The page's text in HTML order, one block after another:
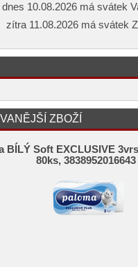
dnes 10.08.2026 má svátek
zítra 11.08.2026 má svátek
ZBOŽÍ
BÍLÝ Soft EXCLUSIVE
80ks, 3838952016643